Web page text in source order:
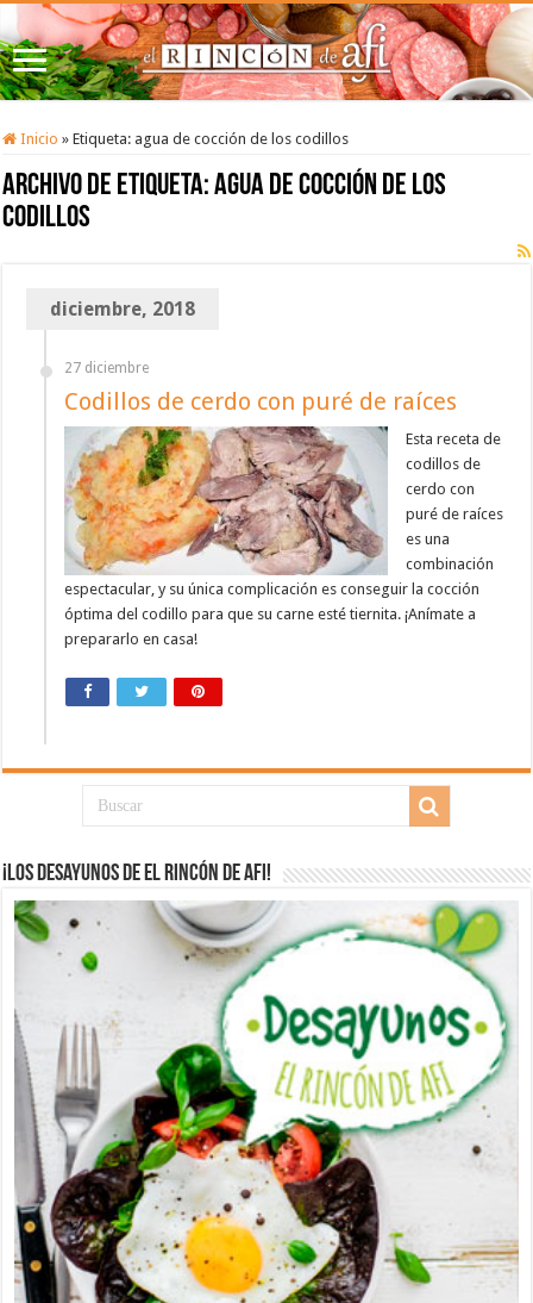
Inicio » Etiqueta: agua de cocción de los codillos
Archivo de etiqueta:agua de cocción de los
codillos
diciembre, 2018
27 diciembre
Codillos de cerdo con puré de raíces
Esta receta de
codillos de
cerdo con
puré de raíces
es una
combinación
espectacular, y su única complicación es conseguir la cocción
óptima del codillo para que su carne esté tiernita. ¡Anímate a
prepararlo en casa!
¡Los desayunos de El Rincón de Afi!